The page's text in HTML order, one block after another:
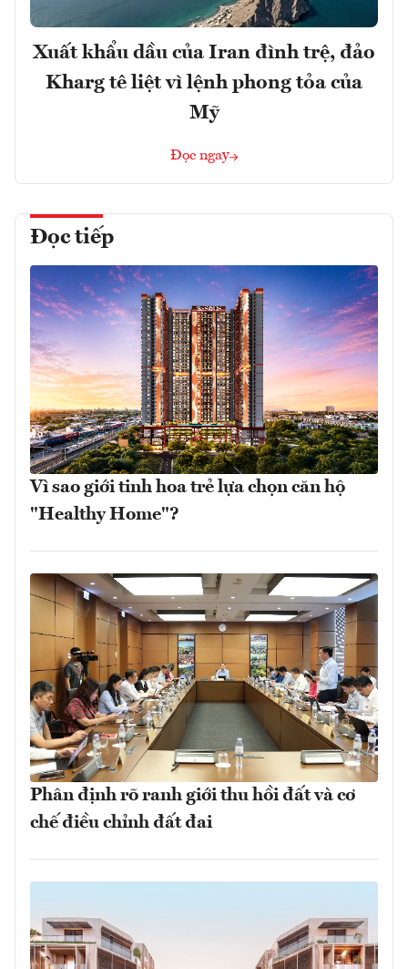
Xuất khẩu dầu của Iran đình trệ, đảo
Kharg tê liệt vì lệnh phong tỏa của
Mỹ
Đọc ngay
Đọc tiếp
Vì sao giới tinh hoa trẻ lựa chọn căn hộ
"Healthy Home"?
Phân định rõ ranh giới thu hồi đất và cơ
chế điều chỉnh đất đai